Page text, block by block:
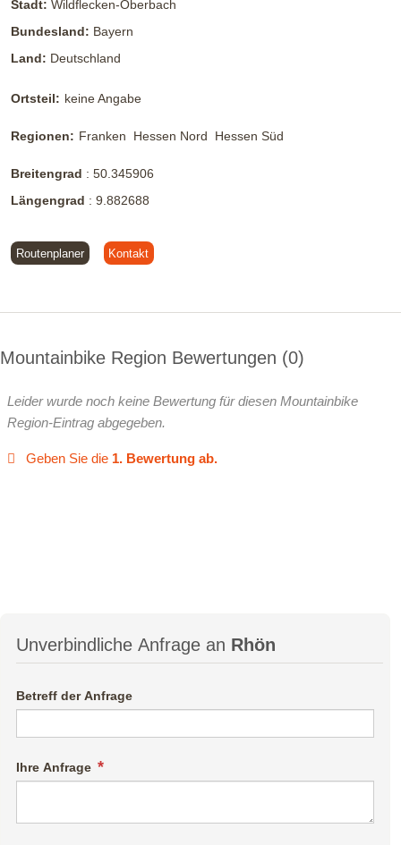
Stadt: Wildflecken-Oberbach
Bundesland: Bayern
Land: Deutschland
Ortsteil: keine Angabe
Regionen: Franken Hessen Nord Hessen Süd
Breitengrad : 50.345906
Längengrad : 9.882688
Routenplaner Kontakt
Mountainbike Region Bewertungen 0
Leider wurde noch keine Bewertung für diesen Mountainbike
Region-Eintrag abgegeben.
Geben Sie die 1. Bewertung ab.
Unverbindliche Anfrage an Rhön
Betreff der Anfrage
Ihre Anfrage